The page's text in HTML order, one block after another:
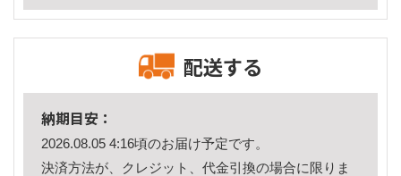
配送する
納期目安：
2026.08.05 4:16頃のお届け予定です。
決済方法が、クレジット、代金引換の場合に限りま